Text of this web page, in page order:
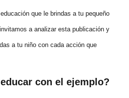
que le brindas a tu pequeño
a analizar esta publicación y
a tu niño con cada acción que
con el ejemplo?